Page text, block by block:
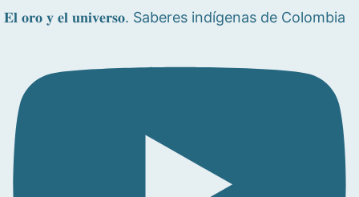
𝐄𝐥 𝐨𝐫𝐨 𝐲 𝐞𝐥 𝐮𝐧𝐢𝐯𝐞𝐫𝐬𝐨. Saberes indígenas de Colombia